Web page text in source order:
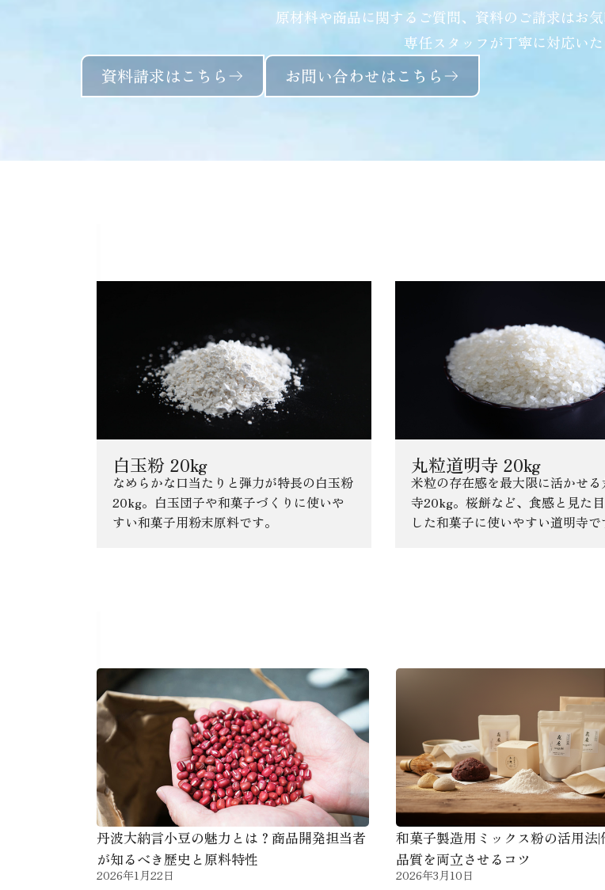
原材料や商品に関するご質問、資料のご請求はお
専任スタッフが丁寧に対応いた
資料請求はこちら お問い合わせはこちら
白玉粉 20kg
なめらかな口当たりと弾力が特長の白玉粉
20kg。白玉団子や和菓子づくりに使いや
すい和菓子用粉末原料です。
丸粒道明寺 20kg
米粒の存在感を最大限に活かせる
寺20kg。桜餅など、食感と見た
した和菓子に使いやすい道明寺で
丹波大納言小豆の魅力とは？商品開発担当者
が知るべき歴史と原料特性
2026年1月22日
和菓子製造用ミックス粉の活用法|
品質を両立させるコツ
2026年3月10日